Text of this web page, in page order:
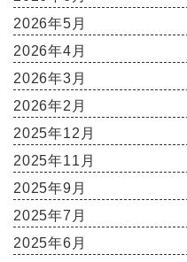
2026年5月
2026年4月
2026年3月
2026年2月
2025年12月
2025年11月
2025年9月
2025年7月
2025年6月